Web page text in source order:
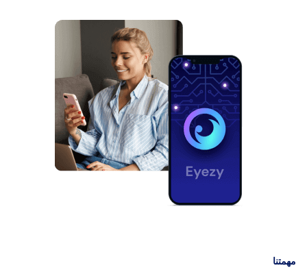
مهمتنا